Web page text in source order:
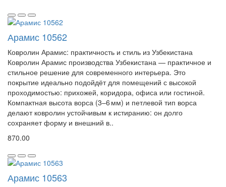
Арамис 10562
Ковролин Арамис: практичность и стиль из Узбекистана
Ковролин Арамис производства Узбекистана — практичное и
стильное решение для современного интерьера. Это
покрытие идеально подойдёт для помещений с высокой
проходимостью: прихожей, коридора, офиса или гостиной.
Компактная высота ворса (3–6 мм) и петлевой тип ворса
делают ковролин устойчивым к истиранию: он долго
сохраняет форму и внешний в..
870.00
Арамис 10563